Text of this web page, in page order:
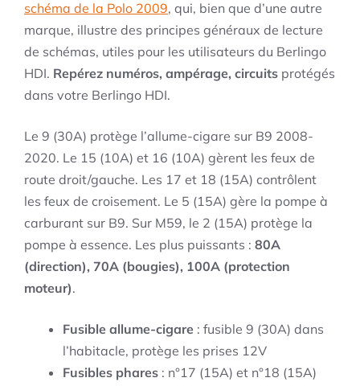
schéma de la Polo 2009, qui, bien que d’une autre
marque, illustre des principes généraux de lecture
de schémas, utiles pour les utilisateurs du Berlingo
HDI. Repérez numéros, ampérage, circuits protégés
dans votre Berlingo HDI.
Le 9 (30A) protège l’allume-cigare sur B9 2008-
2020. Le 15 (10A) et 16 (10A) gèrent les feux de
route droit/gauche. Les 17 et 18 (15A) contrôlent
les feux de croisement. Le 5 (15A) gère la pompe à
carburant sur B9. Sur M59, le 2 (15A) protège la
pompe à essence. Les plus puissants : 80A
(direction), 70A (bougies), 100A (protection
moteur).
Fusible allume-cigare : fusible 9 (30A) dans
l’habitacle, protège les prises 12V
Fusibles phares : n°17 (15A) et n°18 (15A)